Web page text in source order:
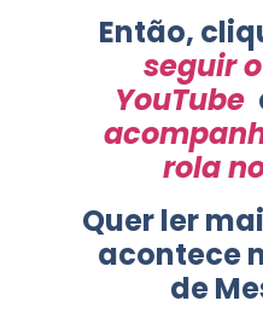
Então,
seguir
YouTube
rola
Quer ler
acontece
de